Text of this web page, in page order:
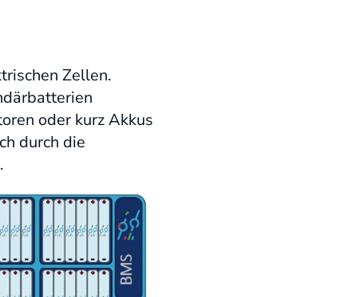
Zellen.
oder kurz Akkus
durch die